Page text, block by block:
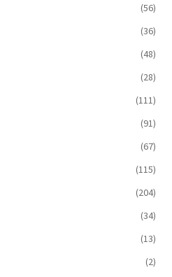
(56)
(36)
(48)
(28)
(111)
(91)
(67)
(115)
(204)
(34)
(13)
(2)